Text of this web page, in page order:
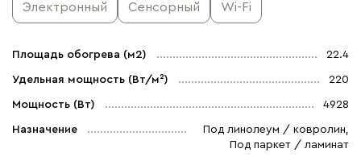
Электронный Сенсорный Wi-Fi
Площадь обогрева (м2) 22.4
Удельная мощность (Вт/м²) 220
Мощность (Вт) 4928
Назначение
Под линолеум / ковролин,
Под паркет / ламинат